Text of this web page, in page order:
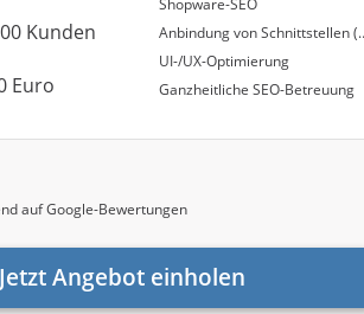
Kunden
Euro
Shopware-SEO
Anbindung von Schnittstellen (Shopware)
UI-/UX-Optimierung
Ganzheitliche SEO-Betreuung
auf Google-Bewertungen
Jetzt Angebot einholen